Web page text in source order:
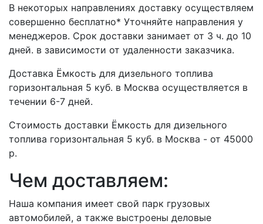
В некоторых направлениях доставку осуществляем
совершенно бесплатно* Уточняйте направления у
менеджеров. Срок доставки занимает от 3 ч. до 10
дней. в зависимости от удаленности заказчика.
Доставка Ёмкость для дизельного топлива
горизонтальная 5 куб. в Москва осуществляется в
течении 6-7 дней.
Стоимость доставки Ёмкость для дизельного
топлива горизонтальная 5 куб. в Москва - от 45000
р.
Чем доставляем:
Наша компания имеет свой парк грузовых
автомобилей, а также выстроены деловые